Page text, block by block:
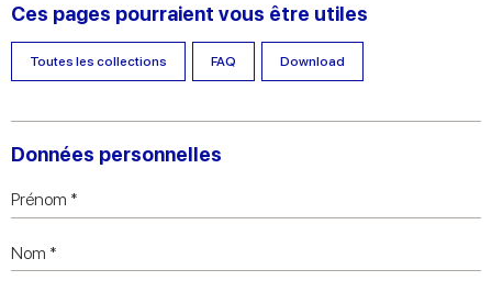
Ces pages pourraient vous être utiles
Toutes les collections FAQ Download
Données personnelles